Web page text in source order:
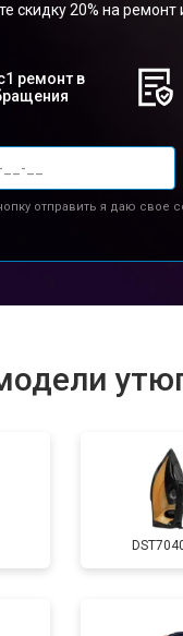
скидку 20% на
ремонт в
отправить я даю свое